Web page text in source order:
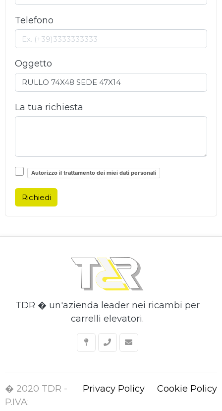
Telefono
Oggetto
La tua richiesta
Autorizzo il trattamento dei miei dati personali
Richiedi
TDR � un'azienda leader nei ricambi per
carrelli elevatori.
Privacy Policy Cookie Policy
� 2020 TDR -
P.IVA: